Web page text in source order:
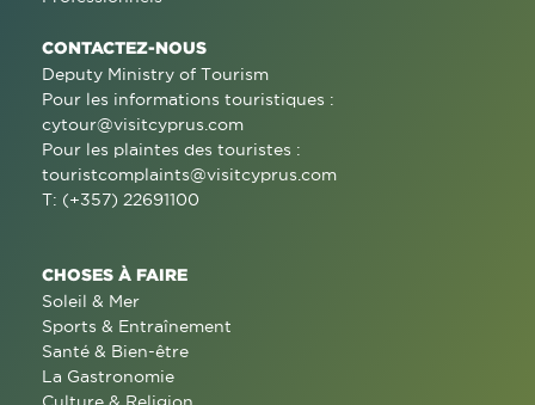
CONTACTEZ-NOUS
Deputy Ministry of Tourism
Pour les informations touristiques :
cytour@visitcyprus.com
Pour les plaintes des touristes :
touristcomplaints@visitcyprus.com
T: (+357) 22691100
CHOSES À FAIRE
Soleil & Mer
Sports & Entraînement
Santé & Bien-être
La Gastronomie